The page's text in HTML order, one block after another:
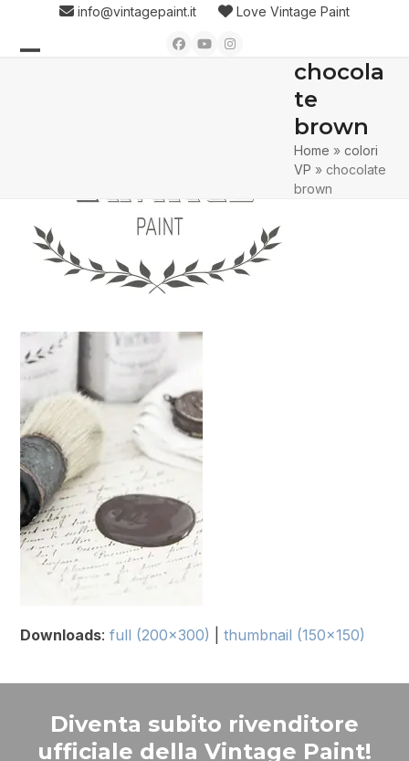
content
info@vintagepaint.it Love Vintage Paint
Facebook
YouTubeInstagram
chocola
te
brown
Home »colori
VP » chocolate
brown
Downloads:full (200x300) |thumbnail (150x150)
Diventa subito rivenditore
ufficiale della Vintage Paint!